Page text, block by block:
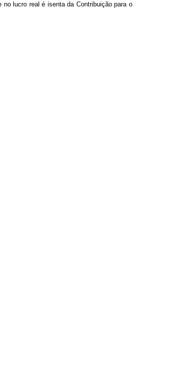
lucro real é isenta da Contribuição para o